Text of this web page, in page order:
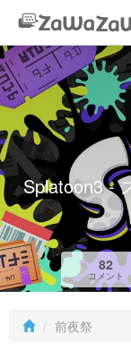
Splatoon3 -
82
コメント
前夜祭